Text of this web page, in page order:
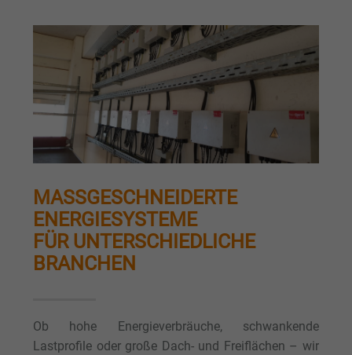
MASSGESCHNEIDERTE E
NERGIESYSTEME
FÜR UNTERSCHIEDLICHE
BRANCHEN
Ob hohe Energieverbräuche, schwankende
Lastprofile oder große Dach- und Freiflächen – wir